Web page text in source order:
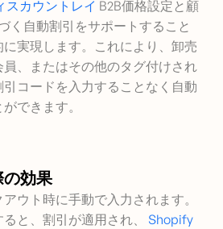
スカウントレイ B2B価格設定と顧
く自動割引をサポートすること
実現します。これにより、卸売
、またはその他のタグ付けされ
コードを入力することなく自動
できます。
効果
ウト時に手動で入力されます。
と、割引が適用され、 Shopify